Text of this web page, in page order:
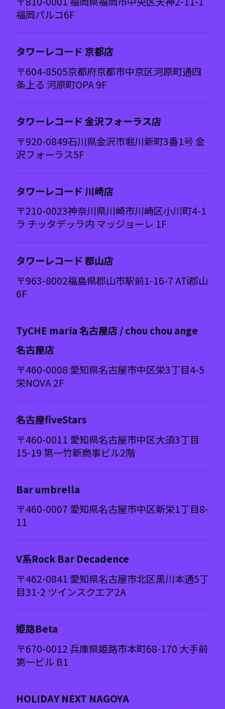
福岡パルコ6F
タワーレコード 京都店
〒604-8505京都府京都市中京区河原町通四
条上る 河原町OPA 9F
タワーレコード 金沢フォーラス店
〒920-0849石川県金沢市堀川新町3番1号 金
沢フォーラス5F
タワーレコード 川崎店
〒210-0023神奈川県川崎市川崎区小川町4-1
ラ チッタデッラ内 マッジョーレ 1F
タワーレコード 郡山店
〒963-8002福島県郡山市駅前1-16-7 ATi郡山
6F
TyCHE maria 名古屋店 / chou chou ange
名古屋店
〒460-0008 愛知県名古屋市中区栄3丁目4-5
栄NOVA 2F
名古屋fiveStars
〒460-0011 愛知県名古屋市中区大須3丁目
15-19 第一竹新商事ビル2階
Bar umbrella
〒460-0007 愛知県名古屋市中区新栄1丁目8-
11
V系Rock Bar Decadence
〒462-0841 愛知県名古屋市北区黒川本通5丁
目31-2 ツインスクエア2A
姫路Beta
〒670-0012 兵庫県姫路市本町68-170 大手前
第一ビル B1
HOLIDAY NEXT NAGOYA